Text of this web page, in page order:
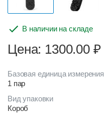
В наличии на складе
Цена: 1300.00 ₽
Базовая единица измерения
1 пар
Вид упаковки
Короб